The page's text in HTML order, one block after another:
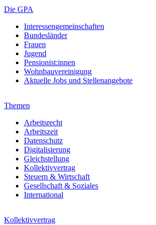
Die GPA
Interessengemeinschaften
Bundesländer
Frauen
Jugend
Pensionist:innen
Wohnbauvereinigung
Aktuelle Jobs und Stellenangebote
Themen
Arbeitsrecht
Arbeitszeit
Datenschutz
Digitalisierung
Gleichstellung
Kollektivvertrag
Steuern & Wirtschaft
Gesellschaft & Soziales
International
Kollektivvertrag